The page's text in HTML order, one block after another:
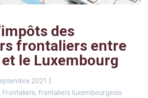
des
frontaliers entre
le Luxembourg
2021
, Frontaliers, frontaliers luxembourgeois